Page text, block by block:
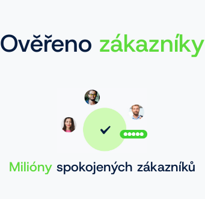
Ověřeno zákazníky
Miliónyspokojených zákazníků